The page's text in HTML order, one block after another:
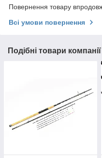
Повернення товару
Всі умови повернення
Подібні товари компанії